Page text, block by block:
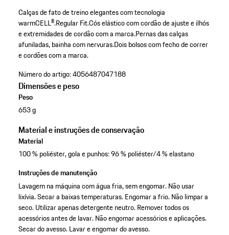
Calças de fato de treino elegantes com tecnologia
warmCELL®.Regular Fit.Cós elástico com cordão de ajuste e ilhós
e extremidades de cordão com a marca.Pernas das calças
afuniladas, bainha com nervuras.Dois bolsos com fecho de correr
e cordões com a marca.
Número do artigo:4056487047188
Dimensões e peso
Peso
653 g
Material e instruções de conservação
Material
100 % poliéster, gola e punhos: 96 % poliéster/4 % elastano
Instruções de manutenção
Lavagem na máquina com água fria, sem engomar. Não usar
lixívia. Secar a baixas temperaturas. Engomar a frio. Não limpar a
seco. Utilizar apenas detergente neutro. Remover todos os
acessórios antes de lavar. Não engomar acessórios e aplicações.
Secar do avesso. Lavar e engomar do avesso.